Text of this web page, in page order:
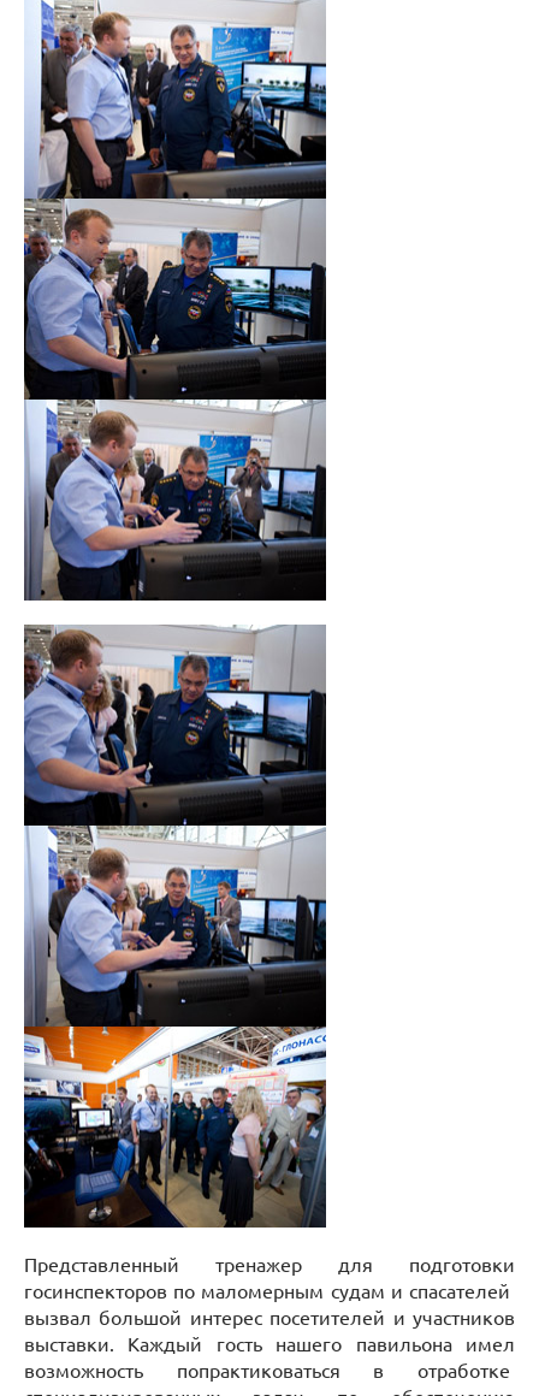
Представленный тренажер для подготовки
госинспекторов по маломерным судам и спасателей
вызвал большой интерес посетителей и участников
выставки. Каждый гость нашего павильона имел
возможность попрактиковаться в отработке